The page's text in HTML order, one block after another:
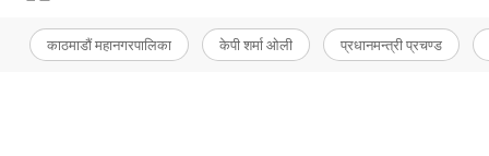
काठमाडौं महानगरपालिका केपी शर्मा ओली प्रधानमन्त्री प्रचण्ड